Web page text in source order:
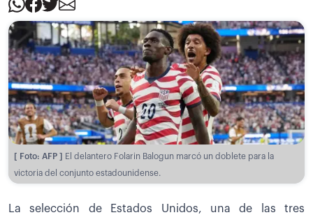
[ Foto: AFP ]
El delantero Folarin Balogun marcó un doblete para la
victoria del conjunto estadounidense.
La selección de Estados Unidos, una de las tres